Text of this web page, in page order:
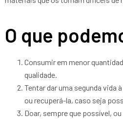
O que
Consumir em menor
qualidade.
Tentar dar uma segunda vida
ou recuperá-la, caso seja
Doar, sempre que possível,